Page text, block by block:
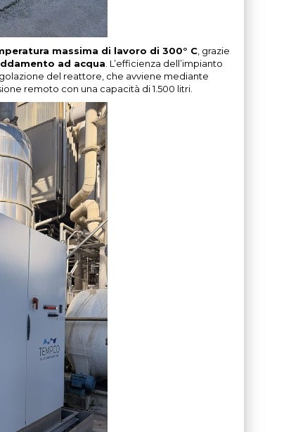
massima di lavoro di 300° C, grazie
ad acqua . L’efficienza dell’impianto
del reattore, che avviene mediante
remoto con una capacità di 1.500 litri.